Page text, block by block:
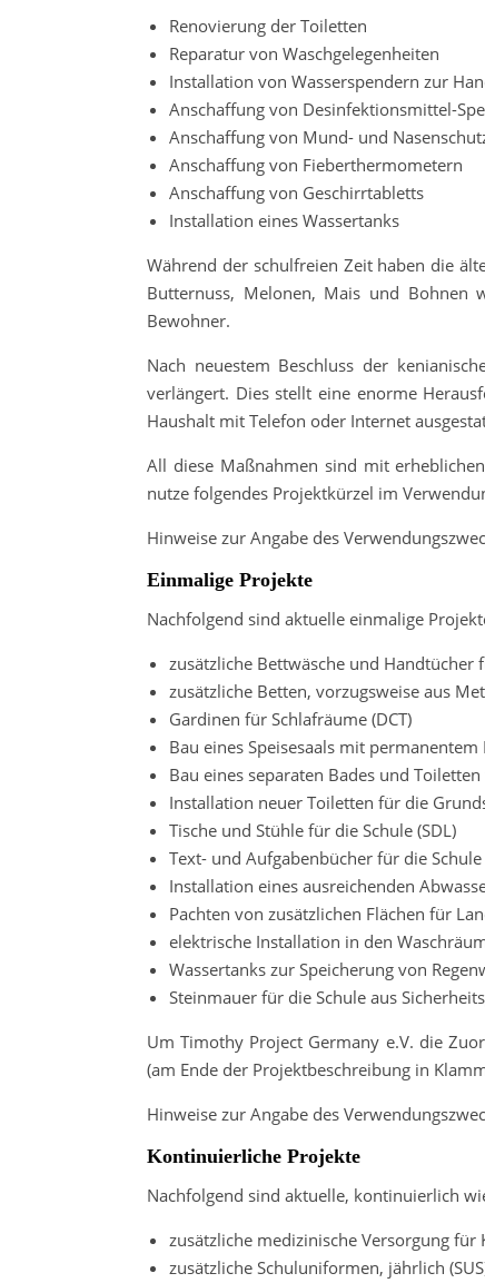
Renovierung der Toiletten
Reparatur von Waschgelegenheiten
Installation von Wasserspendern zur
Anschaffung von Desinfektionsmittel-
Anschaffung von Mund- und
Anschaffung von Fieberthermometern
Anschaffung von Geschirrtabletts
Installation eines Wassertanks
Während der schulfreien Zeit haben die
Butternuss, Melonen, Mais und Bohnen
Bewohner.
Nach neuestem Beschluss der
verlängert. Dies stellt eine enorme
Haushalt mit Telefon oder Internet
All diese Maßnahmen sind mit
nutze folgendes Projektkürzel im
Hinweise zur Angabe des
Einmalige Projekte
Nachfolgend sind aktuelle einmalige
zusätzliche Bettwäsche und Handtücher
zusätzliche Betten, vorzugsweise aus
Gardinen für Schlafräume (DCT)
Bau eines Speisesaals mit
Bau eines separaten Bades und
Installation neuer Toiletten für die
Tische und Stühle für die Schule (SDL)
Text- und Aufgabenbücher für die Schule
Installation eines ausreichenden
Pachten von zusätzlichen Flächen für
elektrische Installation in den
Wassertanks zur Speicherung von
Steinmauer für die Schule aus
Um Timothy Project Germany e.V. die
(am Ende der Projektbeschreibung in
Hinweise zur Angabe des
Kontinuierliche Projekte
Nachfolgend sind aktuelle, kontinuierlich
zusätzliche medizinische Versorgung für
zusätzliche Schuluniformen, jährlich